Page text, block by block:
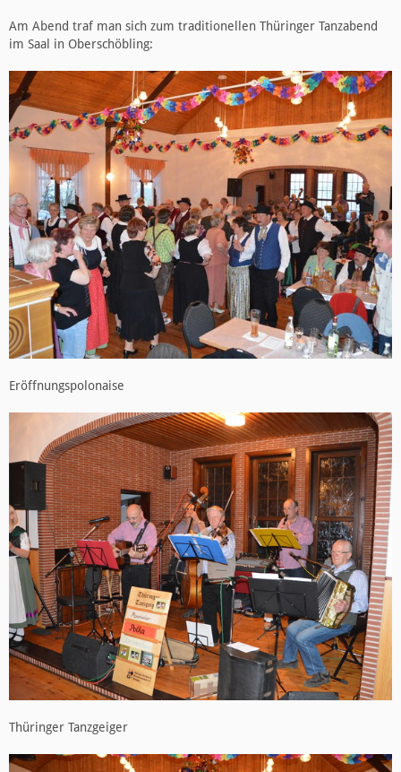
Am Abend traf man sich zum traditionellen Thüringer Tanzabend
im Saal in Oberschöbling:
Eröffnungspolonaise
Thüringer Tanzgeiger